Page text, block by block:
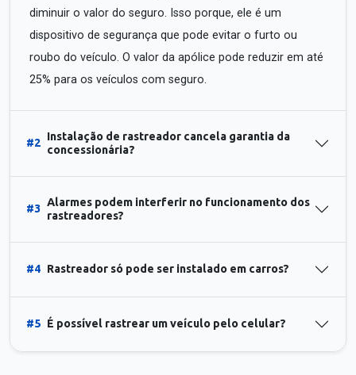
diminuir o valor do seguro. Isso porque, ele é um
dispositivo de segurança que pode evitar o furto ou
roubo do veículo. O valor da apólice pode reduzir em até
25% para os veículos com seguro.
#2
Instalação de rastreador cancela garantia da
concessionária?
#3
Alarmes podem interferir no funcionamento dos
rastreadores?
#4 Rastreador só pode ser instalado em carros?
#5 É possível rastrear um veículo pelo celular?